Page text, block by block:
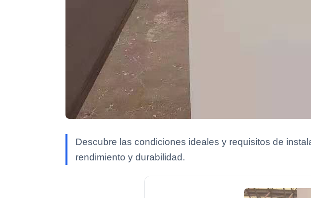
Descubre las condiciones ideales y requisitos de
rendimiento y durabilidad.